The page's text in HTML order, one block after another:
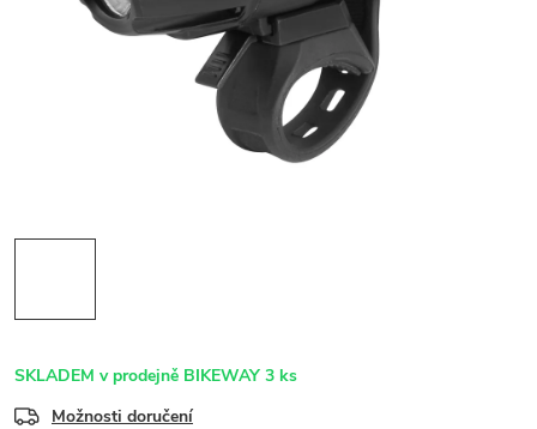
SKLADEM v prodejně BIKEWAY 3 ks
Možnosti doručení